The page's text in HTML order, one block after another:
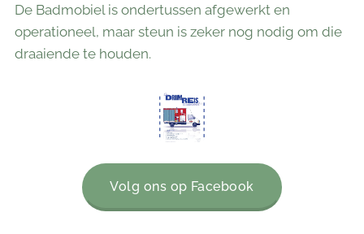
De Badmobiel is ondertussen afgewerkt en
operationeel, maar steun is zeker nog nodig om die
draaiende te houden.
Volg ons op Facebook